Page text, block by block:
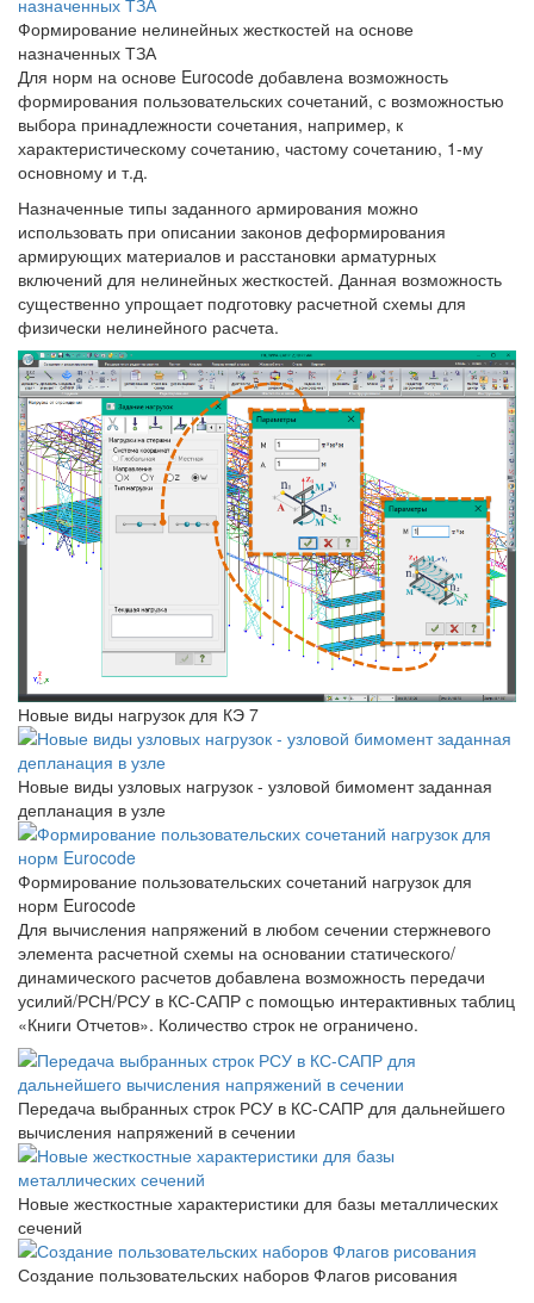
Формирование нелинейных жесткостей на основе
назначенных ТЗА
Для норм на основе Eurocode добавлена возможность
формирования пользовательских сочетаний, с возможностью
выбора принадлежности сочетания, например, к
характеристическому сочетанию, частому сочетанию, 1-му
основному и т.д.
Назначенные типы заданного армирования можно
использовать при описании законов деформирования
армирующих материалов и расстановки арматурных
включений для нелинейных жесткостей. Данная возможность
существенно упрощает подготовку расчетной схемы для
физически нелинейного расчета.
Новые виды нагрузок для КЭ 7
Новые виды узловых нагрузок - узловой бимомент заданная
депланация в узле
Формирование пользовательских сочетаний нагрузок для
норм Eurocode
Для вычисления напряжений в любом сечении стержневого
элемента расчетной схемы на основании статического/
динамического расчетов добавлена возможность передачи
усилий/РСН/РСУ в КС-САПР с помощью интерактивных таблиц
«Книги Отчетов». Количество строк не ограничено.
Передача выбранных строк РСУ в КС-САПР для дальнейшего
вычисления напряжений в сечении
Новые жесткостные характеристики для базы металлических
сечений
Создание пользовательских наборов Флагов рисования